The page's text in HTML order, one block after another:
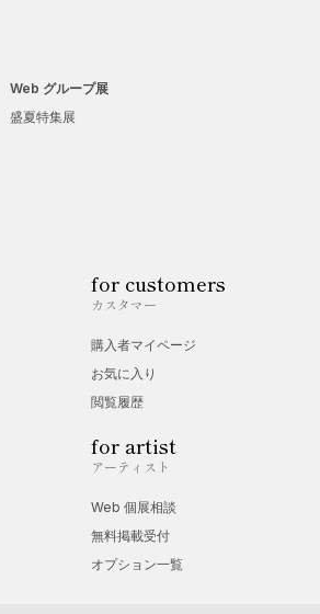
Web グループ展
盛夏特集展
for customers
カスタマー
購入者マイページ
お気に入り
閲覧履歴
for artist
アーティスト
Web 個展相談
無料掲載受付
オプション一覧